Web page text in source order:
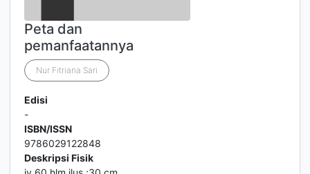
Peta dan
pemanfaatannya
Nur Fitriana Sari
Edisi
-
ISBN/ISSN
9786029122848
Deskripsi Fisik